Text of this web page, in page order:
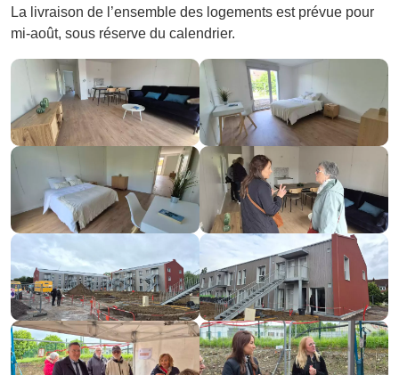
La livraison de l’ensemble des logements est prévue pour
mi-août, sous réserve du calendrier.